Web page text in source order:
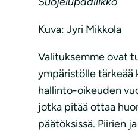
Kuva: Jyri Mikkola
Valituksemme ovat
ympäristölle tärkeää
hallinto-oikeuden
jotka pitää ottaa
päätöksissä. Piirien